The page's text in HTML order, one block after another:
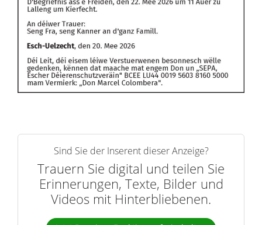
Sind Sie der Inserent dieser Anzeige?
Trauern Sie digital und teilen Sie
Erinnerungen, Texte, Bilder und
Videos mit Hinterbliebenen.